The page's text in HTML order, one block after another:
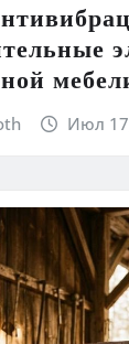
Июл